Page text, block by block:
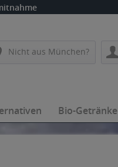
Nicht aus München?
Bio-Getränke